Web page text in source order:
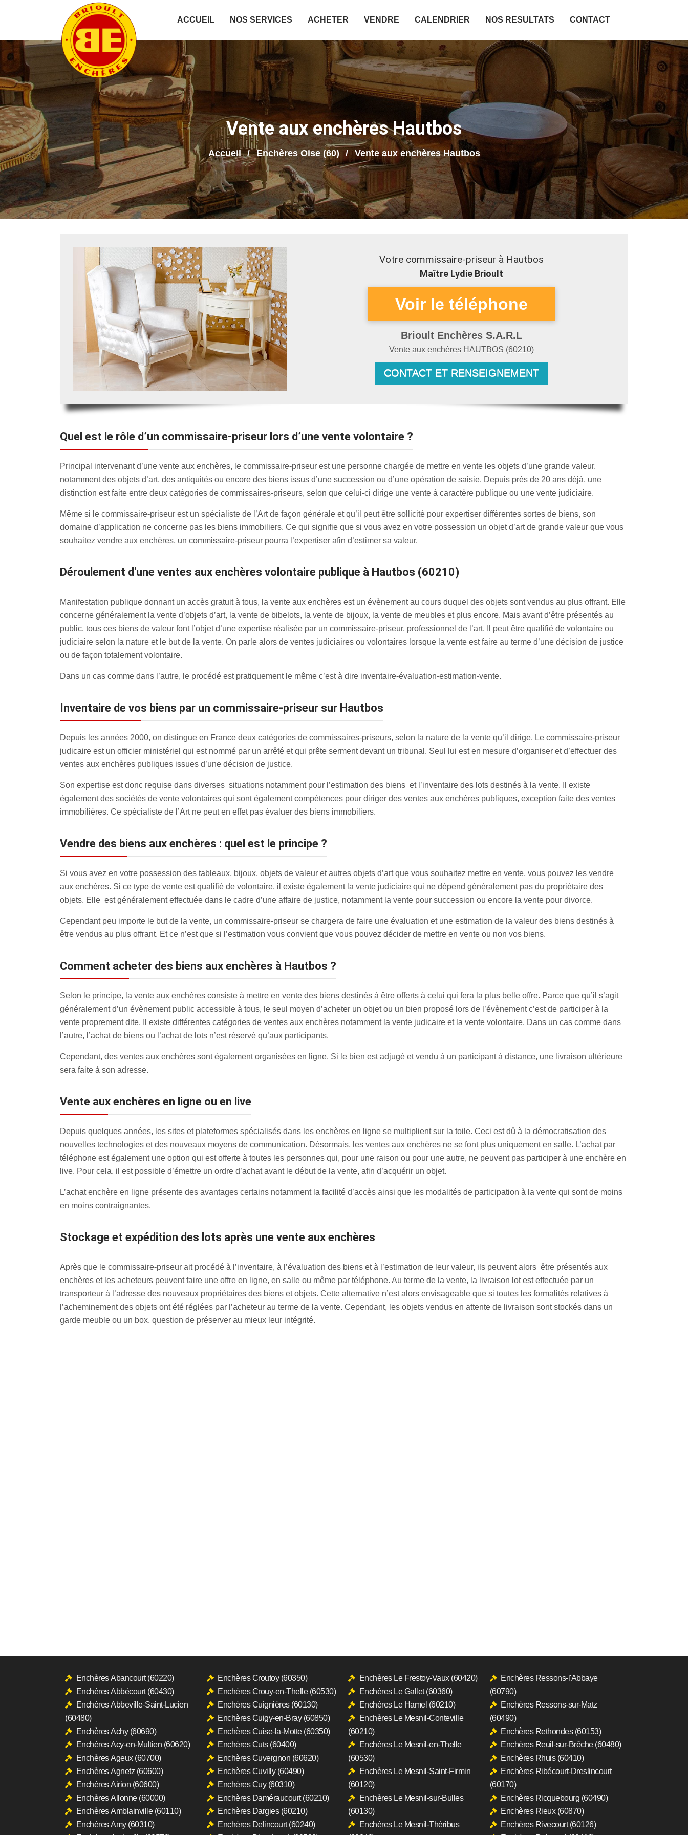
ACCUEIL NOS SERVICES ACHETER VENDRE CALENDRIER NOS RESULTATS CONTACT
Vente aux enchères Hautbos
Accueil Enchères Oise (60) Vente aux enchères Hautbos
Votre commissaire-priseur à Hautbos
Maître Lydie Brioult
Brioult Enchères S.A.R.L
Vente aux enchères HAUTBOS (60210)
CONTACT ET RENSEIGNEMENT
Quel est le rôle d’un commissaire-priseur lors d’une vente volontaire ?
Principal intervenant d’une vente aux enchères, le commissaire-priseur est une personne chargée de mettre en vente les objets d’une grande valeur,
notamment des objets d’art, des antiquités ou encore des biens issus d’une succession ou d’une opération de saisie. Depuis près de 20 ans déjà, une
distinction est faite entre deux catégories de commissaires-priseurs, selon que celui-ci dirige une vente à caractère publique ou une vente judiciaire.
Même si le commissaire-priseur est un spécialiste de l’Art de façon générale et qu’il peut être sollicité pour expertiser différentes sortes de biens, son
domaine d’application ne concerne pas les biens immobiliers. Ce qui signifie que si vous avez en votre possession un objet d’art de grande valeur que vous
souhaitez vendre aux enchères, un commissaire-priseur pourra l’expertiser afin d’estimer sa valeur.
Déroulement d'une ventes aux enchères volontaire publique à Hautbos (60210)
Manifestation publique donnant un accès gratuit à tous, la vente aux enchères est un évènement au cours duquel des objets sont vendus au plus offrant. Elle
concerne généralement la vente d’objets d’art, la vente de bibelots, la vente de bijoux, la vente de meubles et plus encore. Mais avant d’être présentés au
public, tous ces biens de valeur font l’objet d’une expertise réalisée par un commissaire-priseur, professionnel de l’art. Il peut être qualifié de volontaire ou
judiciaire selon la nature et le but de la vente. On parle alors de ventes judiciaires ou volontaires lorsque la vente est faire au terme d’une décision de justice
ou de façon totalement volontaire.
Dans un cas comme dans l’autre, le procédé est pratiquement le même c’est à dire inventaire-évaluation-estimation-vente.
inventaire de vos biens par un commissaire-priseur sur Hautbos
Depuis les années 2000, on distingue en France deux catégories de commissaires-priseurs, selon la nature de la vente qu’il dirige. Le commissaire-priseur
judicaire est un officier ministériel qui est nommé par un arrêté et qui prête serment devant un tribunal. Seul lui est en mesure d’organiser et d’effectuer des
ventes aux enchères publiques issues d’une décision de justice.
Son expertise est donc requise dans diverses situations notamment pour l’estimation des biens et l’inventaire des lots destinés à la vente. Il existe
également des sociétés de vente volontaires qui sont également compétences pour diriger des ventes aux enchères publiques, exception faite des ventes
immobilières. Ce spécialiste de l’Art ne peut en effet pas évaluer des biens immobiliers.
Vendre des biens aux enchères : quel est le principe ?
Si vous avez en votre possession des tableaux, bijoux, objets de valeur et autres objets d’art que vous souhaitez mettre en vente, vous pouvez les vendre
aux enchères. Si ce type de vente est qualifié de volontaire, il existe également la vente judiciaire qui ne dépend généralement pas du propriétaire des
objets. Elle est généralement effectuée dans le cadre d’une affaire de justice, notamment la vente pour succession ou encore la vente pour divorce.
Cependant peu importe le but de la vente, un commissaire-priseur se chargera de faire une évaluation et une estimation de la valeur des biens destinés à
être vendus au plus offrant. Et ce n’est que si l’estimation vous convient que vous pouvez décider de mettre en vente ou non vos biens.
Comment acheter des biens aux enchères à Hautbos ?
Selon le principe, la vente aux enchères consiste à mettre en vente des biens destinés à être offerts à celui qui fera la plus belle offre. Parce que qu’il s’agit
généralement d’un évènement public accessible à tous, le seul moyen d’acheter un objet ou un bien proposé lors de l’évènement c’est de participer à la
vente proprement dite. Il existe différentes catégories de ventes aux enchères notamment la vente judicaire et la vente volontaire. Dans un cas comme dans
l’autre, l’achat de biens ou l’achat de lots n’est réservé qu’aux participants.
Cependant, des ventes aux enchères sont également organisées en ligne. Si le bien est adjugé et vendu à un participant à distance, une livraison ultérieure
sera faite à son adresse.
Vente aux enchères en ligne ou en live
Depuis quelques années, les sites et plateformes spécialisés dans les enchères en ligne se multiplient sur la toile. Ceci est dû à la démocratisation des
nouvelles technologies et des nouveaux moyens de communication. Désormais, les ventes aux enchères ne se font plus uniquement en salle. L’achat par
téléphone est également une option qui est offerte à toutes les personnes qui, pour une raison ou pour une autre, ne peuvent pas participer à une enchère en
live. Pour cela, il est possible d’émettre un ordre d’achat avant le début de la vente, afin d’acquérir un objet.
L’achat enchère en ligne présente des avantages certains notamment la facilité d’accès ainsi que les modalités de participation à la vente qui sont de moins
en moins contraignantes.
Stockage et expédition des lots après une vente aux enchères
Après que le commissaire-priseur ait procédé à l’inventaire, à l’évaluation des biens et à l’estimation de leur valeur, ils peuvent alors être présentés aux
enchères et les acheteurs peuvent faire une offre en ligne, en salle ou même par téléphone. Au terme de la vente, la livraison lot est effectuée par un
transporteur à l’adresse des nouveaux propriétaires des biens et objets. Cette alternative n’est alors envisageable que si toutes les formalités relatives à
l’acheminement des objets ont été réglées par l’acheteur au terme de la vente. Cependant, les objets vendus en attente de livraison sont stockés dans un
garde meuble ou un box, question de préserver au mieux leur intégrité.
Enchères Abancourt (60220)
Enchères Abbécourt (60430)
Enchères Abbeville-Saint-Lucien
(60480)
Enchères Achy (60690)
Enchères Acy-en-Multien (60620)
Enchères Ageux (60700)
Enchères Agnetz (60600)
Enchères Airion (60600)
Enchères Allonne (60000)
Enchères Amblainville (60110)
Enchères Amy (60310)
Enchères Croutoy (60350)
Enchères Crouy-en-Thelle (60530)
Enchères Cuignières (60130)
Enchères Cuigy-en-Bray (60850)
Enchères Cuise-la-Motte (60350)
Enchères Cuts (60400)
Enchères Cuvergnon (60620)
Enchères Cuvilly (60490)
Enchères Cuy (60310)
Enchères Daméraucourt (60210)
Enchères Dargies (60210)
Enchères Delincourt (60240)
Enchères Le Frestoy-Vaux (60420)
Enchères Le Gallet (60360)
Enchères Le Hamel (60210)
Enchères Le Mesnil-Conteville
(60210)
Enchères Le Mesnil-en-Thelle
(60530)
Enchères Le Mesnil-Saint-Firmin
(60120)
Enchères Le Mesnil-sur-Bulles
(60130)
Enchères Le Mesnil-Théribus
Enchères Ressons-l'Abbaye
(60790)
Enchères Ressons-sur-Matz
(60490)
Enchères Rethondes (60153)
Enchères Reuil-sur-Brêche (60480)
Enchères Rhuis (60410)
Enchères Ribécourt-Dreslincourt
(60170)
Enchères Ricquebourg (60490)
Enchères Rieux (60870)
Enchères Rivecourt (60126)